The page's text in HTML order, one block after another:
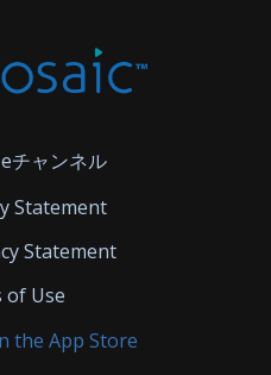
チャンネル
Statement
Statement
of Use